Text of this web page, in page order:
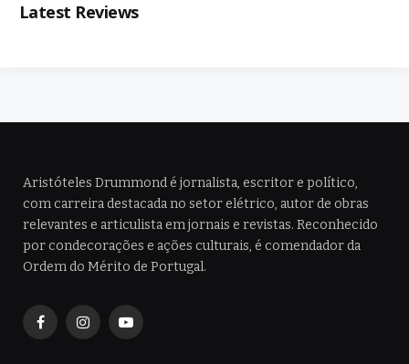
Latest Reviews
Aristóteles Drummond é jornalista, escritor e político,
com carreira destacada no setor elétrico, autor de obras
relevantes e articulista em jornais e revistas. Reconhecido
por condecorações e ações culturais, é comendador da
Ordem do Mérito de Portugal.
FacebookInstagramYouTube